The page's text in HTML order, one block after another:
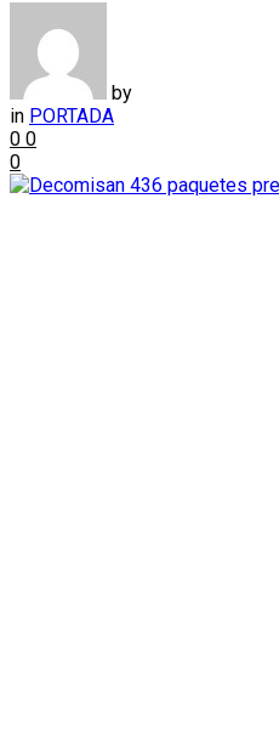
by
in PORTADA
0 0
0